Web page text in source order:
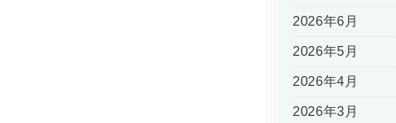
2026年6月
2026年5月
2026年4月
2026年3月